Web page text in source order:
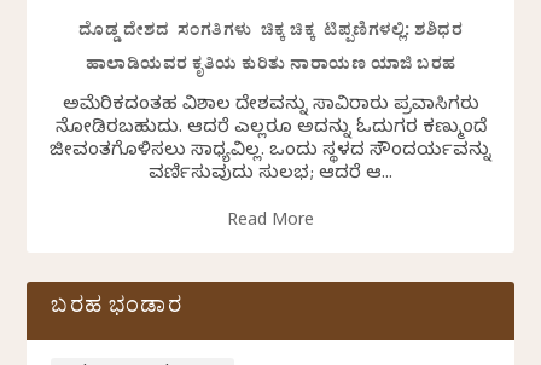
ದೊಡ್ಡ ದೇಶದ ಸಂಗತಿಗಳು ಚಿಕ್ಕ ಚಿಕ್ಕ ಟಿಪ್ಪಣಿಗಳಲ್ಲಿ: ಶಶಿಧರ
ಹಾಲಾಡಿಯವರ ಕೃತಿಯ ಕುರಿತು ನಾರಾಯಣ ಯಾಜಿ ಬರಹ
ಅಮೆರಿಕದಂತಹ ವಿಶಾಲ ದೇಶವನ್ನು ಸಾವಿರಾರು ಪ್ರವಾಸಿಗರು
ನೋಡಿರಬಹುದು. ಆದರೆ ಎಲ್ಲರೂ ಅದನ್ನು ಓದುಗರ ಕಣ್ಮುಂದೆ
ಜೀವಂತಗೊಳಿಸಲು ಸಾಧ್ಯವಿಲ್ಲ. ಒಂದು ಸ್ಥಳದ ಸೌಂದರ್ಯವನ್ನು
ವರ್ಣಿಸುವುದು ಸುಲಭ; ಆದರೆ ಆ...
Read More
ಬರಹ ಭಂಡಾರ